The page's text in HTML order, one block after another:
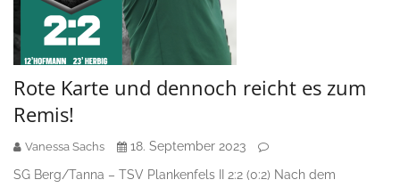
Rote Karte und dennoch reicht es zum
Remis!
Vanessa Sachs
18. September 2023
SG Berg/Tanna – TSV Plankenfels II 2:2 (0:2) Nach dem